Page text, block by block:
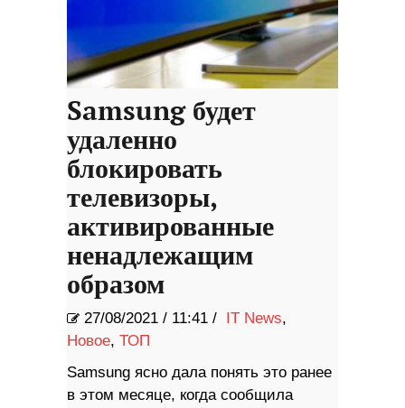
Samsung будет
удаленно
блокировать
телевизоры,
активированные
ненадлежащим
образом
27/08/2021 / 11:41 / IT News,
Новое, ТОП
Samsung ясно дала понять это ранее
в этом месяце, когда сообщила